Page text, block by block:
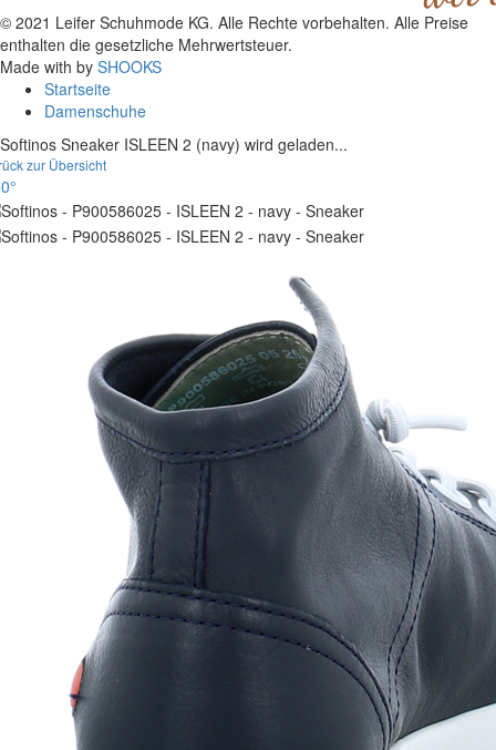
© 2021 Leifer Schuhmode KG. Alle Rechte vorbehalten. Alle Preise
enthalten die gesetzliche Mehrwertsteuer.
Made with by SHOOKS
Startseite
Damenschuhe
Softinos Sneaker ISLEEN 2 (navy) wird geladen...
zur Übersicht